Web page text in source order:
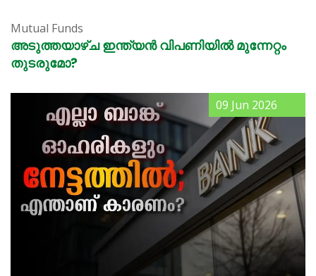
Mutual Funds
അടുത്തയാഴ്ച ഇന്ത്യൻ വിപണിയിൽ മുന്നേറ്റം
തുടരുമോ?
09 Jun 2026